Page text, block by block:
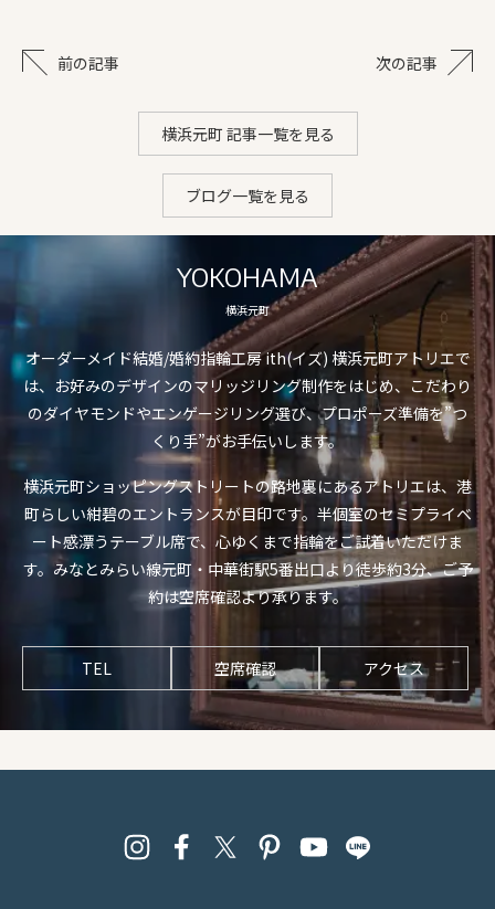
前の記事 次の記事
横浜元町 記事一覧を見る
ブログ一覧を見る
YOKOHAMA
横浜元町
オーダーメイド結婚/婚約指輪工房 ith(イズ) 横浜元町アトリエで
は、お好みのデザインのマリッジリング制作をはじめ、こだわり
のダイヤモンドやエンゲージリング選び、プロポーズ準備を”つ
くり手”がお手伝いします。
横浜元町ショッピングストリートの路地裏にあるアトリエは、港
町らしい紺碧のエントランスが目印です。半個室のセミプライベ
ート感漂うテーブル席で、心ゆくまで指輪をご試着いただけま
す。みなとみらい線元町・中華街駅5番出口より徒歩約3分、ご予
約は空席確認より承ります。
TEL 空席確認 アクセス